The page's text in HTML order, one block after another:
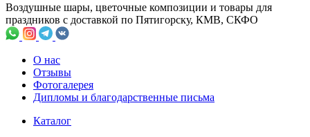
Воздушные шары, цветочные композиции и товары для
праздников с доставкой по Пятигорску, КМВ, СКФО
О нас
Отзывы
Фотогалерея
Дипломы и благодарственные письма
Каталог